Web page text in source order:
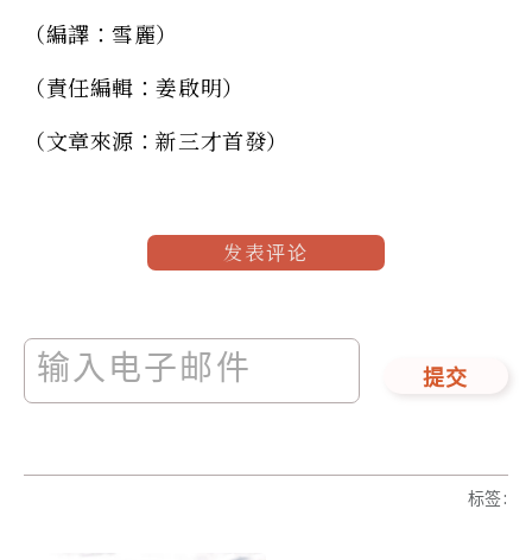
（編譯：雪麗）
（責任編輯：姜啟明）
（文章來源：新三才首發）
发表评论
提交
标签: